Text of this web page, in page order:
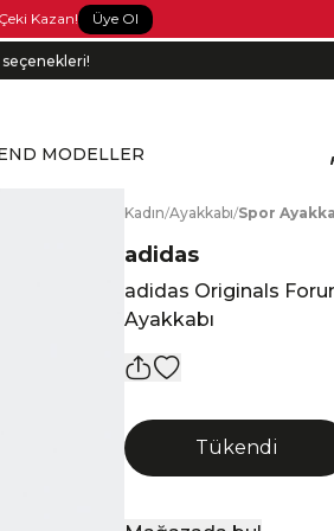
Kazan! Üye Ol
seçenekleri!
MODELLER
Kadın/Ayakkabı/Spor A
adidas
adidas Originals
Ayakkabı
Tükendi